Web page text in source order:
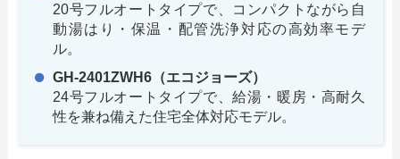
20号フルオートタイプで、コンパクトながら自
動湯はり・保温・配管洗浄対応の高効率モデ
ル。
GH-2401ZWH6（エコジョーズ）
24号フルオートタイプで、給湯・暖房・高耐久
性を兼ね備えた住宅全体対応モデル。